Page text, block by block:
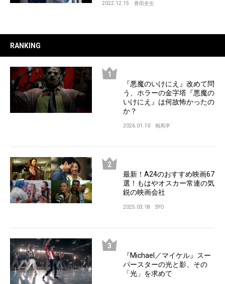
2022.12.15 香田史生
RANKING
『悪魔のいけにえ』改めて問
う、ホラーの金字塔『悪魔の
いけにえ』は何故怖かったの
か？
2026.01.10 相馬学
最新！A24のおすすめ映画67
選！もはやオスカー常連の気
鋭の映画会社
2025.03.18 SYO
『Michael／マイケル』スー
パースターの光と影、その
「光」を求めて